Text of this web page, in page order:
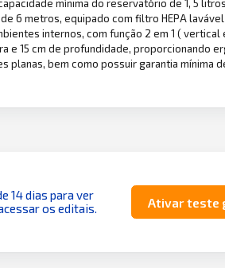
mínima do reservatório de 1, 5
6 metros, equipado com filtro HEPA lavável
internos, com função 2 em 1 ( vertical
e 15 cm de profundidade, proporcionando
planas, bem como possuir garantia mínima
14 dias para ver
os editais.
Ativar teste